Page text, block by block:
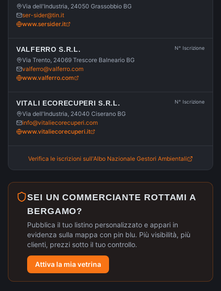
Via dell'Industria, 24050 Grassobbio BG
ser-sider@tin.it
www.sersider.it
VALFERRO S.R.L.
Via Trento, 24069 Trescore Balneario BG
valferro@valferro.com
www.valferro.com
N° Iscrizione
VITALI ECORECUPERI S.R.L.
Via dell'Industria, 24040 Ciserano BG
info@vitaliecorecuperi.com
www.vitaliecorecuperi.it
N° Iscrizione
Verifica le iscrizioni sull'Albo Nazionale Gestori Ambientali
SEI UN COMMERCIANTE ROTTAMI A
BERGAMO?
Pubblica il tuo listino personalizzato e appari in
evidenza sulla mappa con pin blu. Più visibilità, più
clienti, prezzi sotto il tuo controllo.
Attiva la mia vetrina